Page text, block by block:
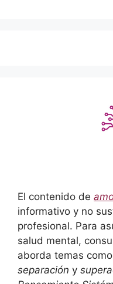
El contenido de
informativo y no
profesional. Para
salud mental,
aborda temas como
separación y